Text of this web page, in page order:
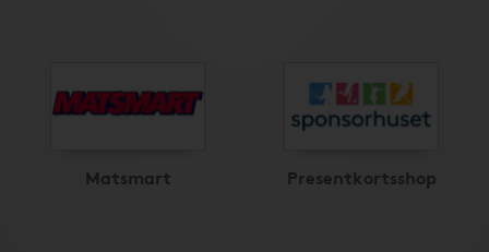
Matsmart Presentkortsshop